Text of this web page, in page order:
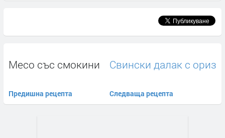
Месо със смокини
Предишна рецепта
Свински далак с ориз
Следваща рецепта